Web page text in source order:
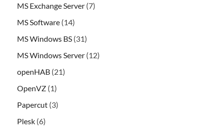
MS Exchange Server (7)
MS Software (14)
MS Windows BS (31)
MS Windows Server (12)
openHAB (21)
OpenVZ (1)
Papercut (3)
Plesk (6)